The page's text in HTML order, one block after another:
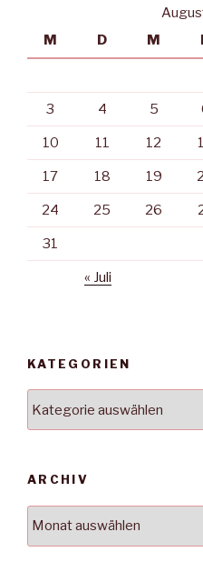
M
D M
3 4 5
10 11 12
17 18 19
24 25 26
31
« Juli
KATEGORIEN
ARCHIV